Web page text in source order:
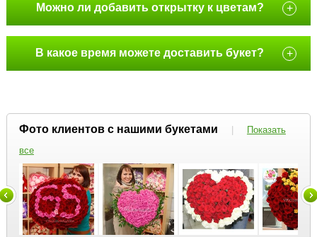
Можно ли добавить открытку к цветам? +
В какое время можете доставить букет? +
Фото клиентов с нашими букетами |
Показать
все